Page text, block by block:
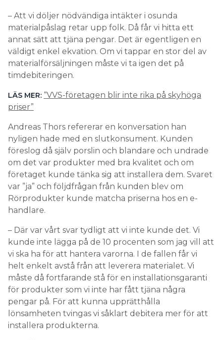
– Att vi döljer nödvändiga intäkter i osunda
materialpåslag retar upp folk. Då får vi hitta ett
annat sätt att tjäna pengar. Det är egentligen en
väldigt enkel ekvation. Om vi tappar en stor del av
materialförsäljningen måste vi ta igen det på
timdebiteringen.
LÄS MER: “VVS-företagen blir inte rika på skyhöga
priser”
Andreas Thors refererar en konversation han
nyligen hade med en slutkonsument. Kunden
föreslog då själv porslin och blandare och undrade
om det var produkter med bra kvalitet och om
företaget kunde tänka sig att installera dem. Svaret
var ”ja” och följdfrågan från kunden blev om
Rörprodukter kunde matcha priserna hos en e-
handlare.
– Där var vårt svar tydligt att vi inte kunde det. Vi
kunde inte lägga på de 10 procenten som jag vill att
vi ska ha för att hantera varorna. I de fallen får vi
helt enkelt avstå från att leverera materialet. Vi
måste då fortfarande stå för en installationsgaranti
för produkter som vi inte har fått tjäna några
pengar på. För att kunna upprätthålla
lönsamheten tvingas vi såklart debitera mer för att
installera produkterna.